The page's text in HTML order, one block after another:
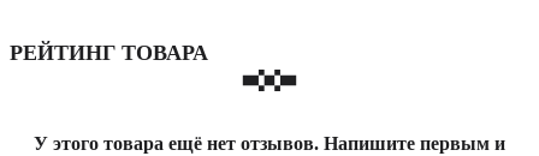
РЕЙТИНГ ТОВАРА
У этого товара ещё нет отзывов. Напишите первым и